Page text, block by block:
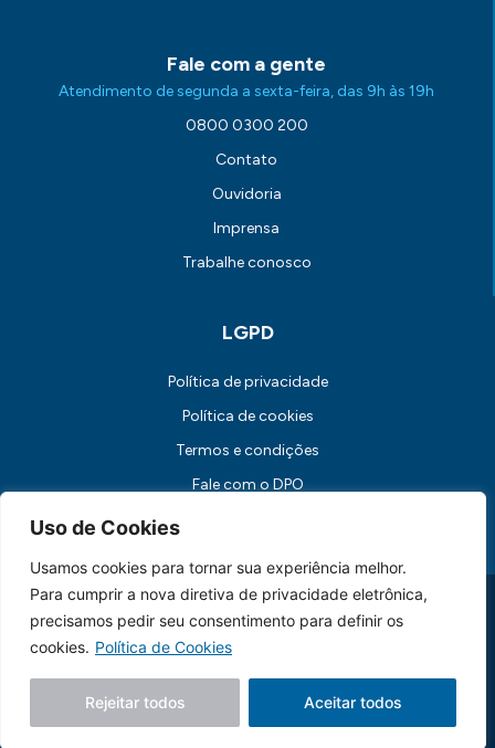
Uso de Cookies
Usamos cookies para tornar sua experiência melhor.
Para cumprir a nova diretiva de privacidade eletrônica,
precisamos pedir seu consentimento para definir os
cookies. Política de Cookies
Rejeitar todos Aceitar todos
Fale com a gente
Atendimento de segunda a sexta-feira, das 9h às 19h
0800 0300 200
Contato
Ouvidoria
Imprensa
Trabalhe conosco
LGPD
Política de privacidade
Política de cookies
Termos e condições
Fale com o DPO
Canal de Comunicação com os Titulares dos Dados
Universidade FUMEC: Rua Cobre, 200 Bairro Cruzeiro CEP: 30.310-
190 Belo Horizonte / MG
CNPJ: 17.253.253/0001-70
Feito essencialmente porLebbe.
Siga nossas redes sociais